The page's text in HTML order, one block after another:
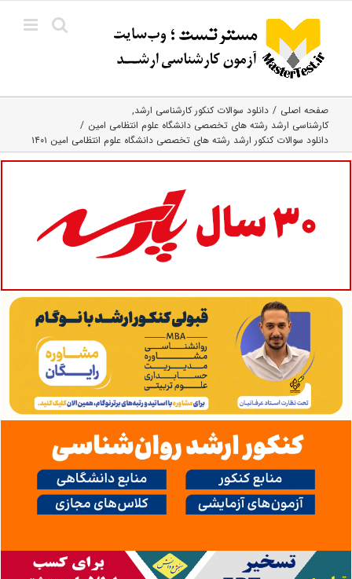
content
صفحه اصلی
دانلود سوالات کنکور کارشناسی ارشد
کارشناسی ارشد رﺷﺘﻪ ﻫﺎی تخصصی داﻧﺸﮕﺎه ﻋﻠﻮم انتظامی اﻣﻴﻦ
دانلود سوالات کنکور ارشد رشته های تخصصی دانشگاه علوم انتظامی امین ۱۴۰۱